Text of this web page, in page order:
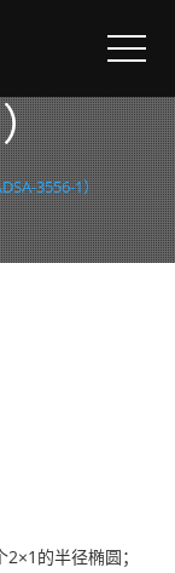
1
3556-1）
的半径椭圆；